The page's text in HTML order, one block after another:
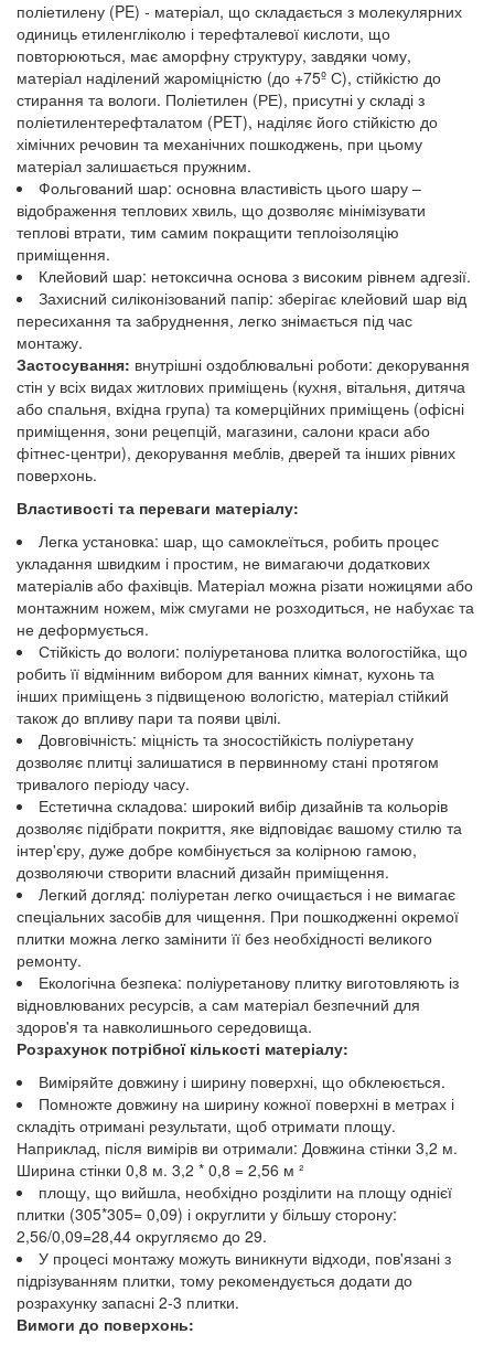
поліетилену (PE) - матеріал, що складається з молекулярних
одиниць етиленгліколю і терефталевої кислоти, що
повторюються, має аморфну структуру, завдяки чому,
матеріал наділений жароміцністю (до +75º С), стійкістю до
стирання та вологи. Поліетилен (РЕ), присутні у складі з
поліетилентерефталатом (PET), наділяє його стійкістю до
хімічних речовин та механічних пошкоджень, при цьому
матеріал залишається пружним.
Фольгований шар: основна властивість цього шару –
відображення теплових хвиль, що дозволяє мінімізувати
теплові втрати, тим самим покращити теплоізоляцію
приміщення.
Клейовий шар: нетоксична основа з високим рівнем адгезії.
Захисний силіконізований папір: зберігає клейовий шар від
пересихання та забруднення, легко знімається під час
монтажу.
Застосування: внутрішні оздоблювальні роботи: декорування
стін у всіх видах житлових приміщень (кухня, вітальня, дитяча
або спальня, вхідна група) та комерційних приміщень (офісні
приміщення, зони рецепцій, магазини, салони краси або
фітнес-центри), декорування меблів, дверей та інших рівних
поверхонь.
Властивості та переваги матеріалу:
Легка установка: шар, що самоклеїться, робить процес
укладання швидким і простим, не вимагаючи додаткових
матеріалів або фахівців. Матеріал можна різати ножицями або
монтажним ножем, між смугами не розходиться, не набухає та
не деформується.
Стійкість до вологи: поліуретанова плитка вологостійка, що
робить її відмінним вибором для ванних кімнат, кухонь та
інших приміщень з підвищеною вологістю, матеріал стійкий
також до впливу пари та появи цвілі.
Довговічність: міцність та зносостійкість поліуретану
дозволяє плитці залишатися в первинному стані протягом
тривалого періоду часу.
Естетична складова: широкий вибір дизайнів та кольорів
дозволяє підібрати покриття, яке відповідає вашому стилю та
інтер'єру, дуже добре комбінується за колірною гамою,
дозволяючи створити власний дизайн приміщення.
Легкий догляд: поліуретан легко очищається і не вимагає
спеціальних засобів для чищення. При пошкодженні окремої
плитки можна легко замінити її без необхідності великого
ремонту.
Екологічна безпека: поліуретанову плитку виготовляють із
відновлюваних ресурсів, а сам матеріал безпечний для
здоров'я та навколишнього середовища.
Розрахунок потрібної кількості матеріалу:
Виміряйте довжину і ширину поверхні, що обклеюється.
Помножте довжину на ширину кожної поверхні в метрах і
складіть отримані результати, щоб отримати площу.
Наприклад, після вимірів ви отримали: Довжина стінки 3,2 м.
Ширина стінки 0,8 м. 3,2 * 0,8 = 2,56 м ²
площу, що вийшла, необхідно розділити на площу однієї
плитки (305*305= 0,09) і округлити у більшу сторону:
2,56/0,09=28,44 округляємо до 29.
У процесі монтажу можуть виникнути відходи, пов'язані з
підрізуванням плитки, тому рекомендується додати до
розрахунку запасні 2-3 плитки.
Вимоги до поверхонь: